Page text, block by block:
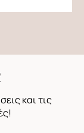
και τις